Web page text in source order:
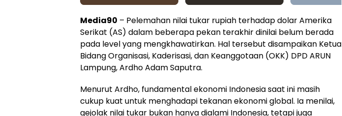
Media90 – Pelemahan nilai tukar rupiah terhadap dolar Amerika
Serikat (AS) dalam beberapa pekan terakhir dinilai belum berada
pada level yang mengkhawatirkan. Hal tersebut disampaikan Ketua
Bidang Organisasi, Kaderisasi, dan Keanggotaan (OKK) DPD ARUN
Lampung, Ardho Adam Saputra.
Menurut Ardho, fundamental ekonomi Indonesia saat ini masih
cukup kuat untuk menghadapi tekanan ekonomi global. Ia menilai,
gejolak nilai tukar bukan hanya dialami Indonesia, tetapi juga